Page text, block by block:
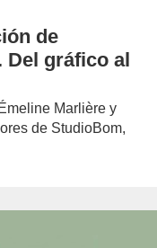
de
Del gráfico al
Marlière y
de StudioBom,